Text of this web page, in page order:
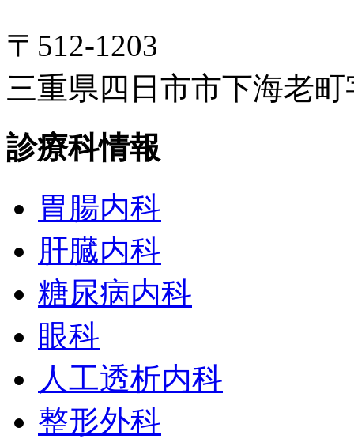
〒512-1203
三重県四日市市下海老町
診療科情報
胃腸内科
肝臓内科
糖尿病内科
眼科
人工透析内科
整形外科